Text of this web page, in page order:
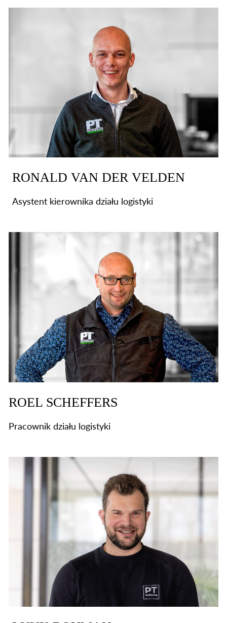
RONALD VAN DER VELDEN
Asystent kierownika działu logistyki
ROEL SCHEFFERS
Pracownik działu logistyki